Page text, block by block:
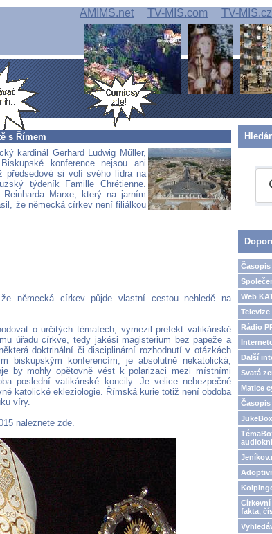
AMIMS.net TV-MIS.com TV-MIS.cz
s Římem
kardinál Gerhard Ludwig Műller,
konference nejsou ani
předsedové si volí svého lídra na
týdeník Famille Chrétienne.
Marxe, který na jarním
že německá církev není filiálkou
německá církev půjde vlastní cestou nehledě na
o určitých tématech, vymezil prefekt vatikánské
úřadu církve, tedy jakési magisterium bez papeže a
doktrinální či disciplinární rozhodnutí v otázkách
biskupským konferencím, je absolutně nekatolická,
by mohly opětovně vést k polarizaci mezi místními
poslední vatikánské koncily. Je velice nebezpečné
katolické ekleziologie. Římská kurie totiž není obdoba
víry.
naleznete zde.
Web
Televize
Rádio
Další
Svatá
Matice
fakta,